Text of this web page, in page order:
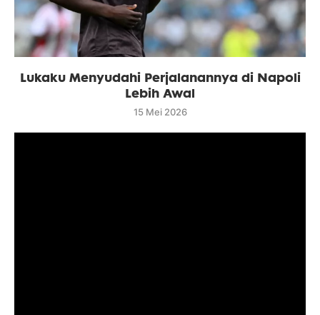
Lukaku Menyudahi Perjalanannya di Napoli
Lebih Awal
15 Mei 2026